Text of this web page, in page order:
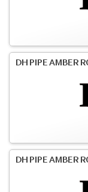
DH PIPE AMBER
DH PIPE AMBER